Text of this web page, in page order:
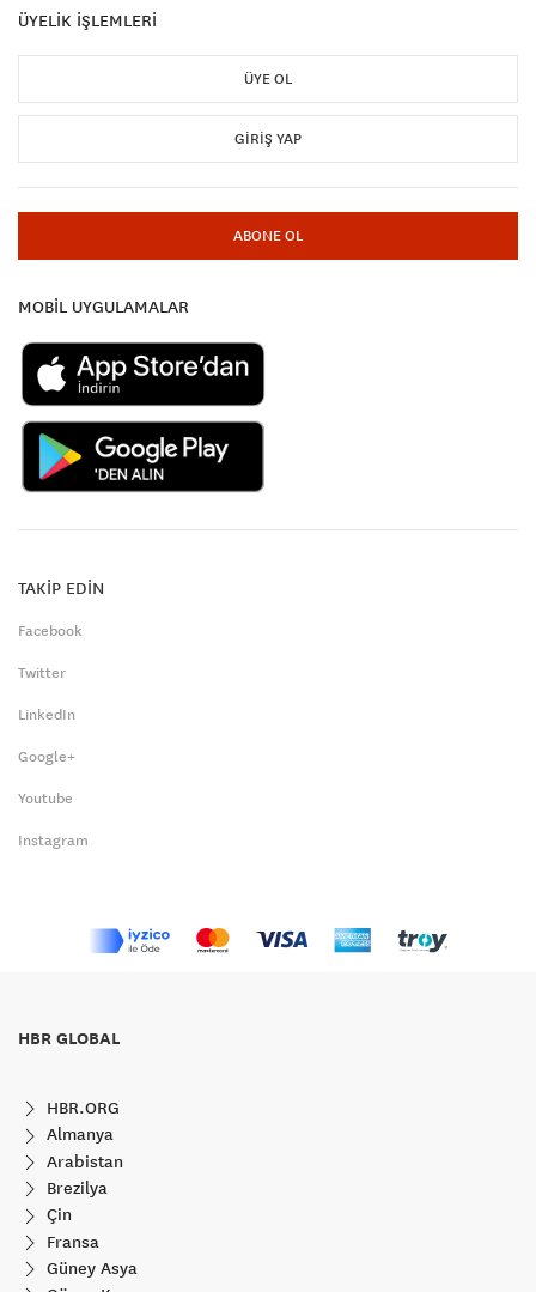
ÜYELİK İŞLEMLERİ
ÜYE OL
GIRIŞ YAP
ABONE OL
MOBİL UYGULAMALAR
TAKİP EDİN
Facebook
Twitter
LinkedIn
Google+
Youtube
Instagram
HBR GLOBAL
HBR.ORG
Almanya
Arabistan
Brezilya
Çin
Fransa
Güney Asya